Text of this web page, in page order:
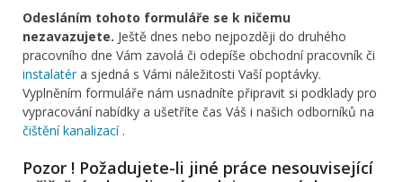
Odesláním tohoto formuláře se k ničemu
nezavazujete. Ještě dnes nebo nejpozději do druhého
pracovního dne Vám zavolá či odepíše obchodní pracovník či
instalatéra sjedná s Vámi náležitosti Vaší poptávky.
Vyplněním formuláře nám usnadníte připravit si podklady pro
vypracování nabídky a ušetříte čas Váš i našich odborníků na
čištění kanalizací.
Pozor ! Požadujete-li jiné práce nesouvisející